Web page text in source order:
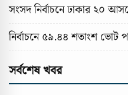
সংসদ নির্বাচনে ঢাকার ২০
নির্বাচনে ৫৯.৪৪ শতাংশ ভোট
সর্বশেষ খবর